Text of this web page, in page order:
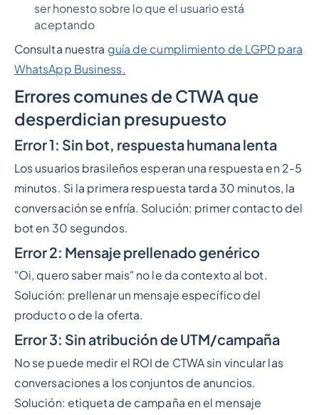
ser honesto sobre lo que el usuario está
aceptando
Consulta nuestra guía de cumplimiento de LGPD para
WhatsApp Business.
Errores comunes de CTWA que
desperdician presupuesto
Error 1: Sin bot, respuesta humana lenta
Los usuarios brasileños esperan una respuesta en 2-5
minutos. Si la primera respuesta tarda 30 minutos, la
conversación se enfría. Solución: primer contacto del
bot en 30 segundos.
Error 2: Mensaje prellenado genérico
"Oi, quero saber mais" no le da contexto al bot.
Solución: prellenar un mensaje específico del
producto o de la oferta.
Error 3: Sin atribución de UTM/campaña
No se puede medir el ROI de CTWA sin vincular las
conversaciones a los conjuntos de anuncios.
Solución: etiqueta de campaña en el mensaje